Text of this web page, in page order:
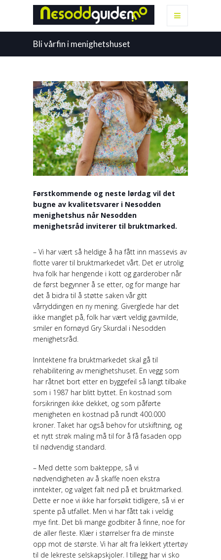
Bli vårfin i menighetshuset
Førstkommende og neste lørdag vil det
bugne av kvalitetsvarer i Nesodden
menighetshus når Nesodden
menighetsråd inviterer til bruktmarked.
– Vi har vært så heldige å ha fått inn massevis av
flotte varer til bruktmarkedet vårt. Det er utrolig
hva folk har hengende i kott og garderober når
de først begynner å se etter, og for mange har
det å bidra til å støtte saken vår gitt
vårryddingen en ny mening. Giverglede har det
ikke manglet på, folk har vært veldig gavmilde,
smiler en fornøyd Gry Skurdal i Nesodden
menighetsråd.
Inntektene fra bruktmarkedet skal gå til
rehabilitering av menighetshuset. En vegg som
har råtnet bort etter en byggefeil så langt tilbake
som i 1987 har blitt byttet. En kostnad som
forsikringen ikke dekket, og som påførte
menigheten en kostnad på rundt 400.000
kroner. Taket har også behov for utskiftning, og
et nytt strøk maling må til for å få fasaden opp
til nødvendig standard.
– Med dette som bakteppe, så vi
nødvendigheten av å skaffe noen ekstra
inntekter, og valget falt ned på et bruktmarked.
Dette er noe vi ikke har forsøkt tidligere, så vi er
spente på utfallet. Men vi har fått tak i veldig
mye fint. Det bli mange godbiter å finne, noe for
de aller fleste. Klær i størrelser fra de minste
opp mot de største. Vi har alt fra lekkert yttertøy
til de lekreste selskapskjoler. I tillegg har vi sko